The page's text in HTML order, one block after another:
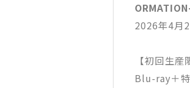
ORMATION-
2026年4月
【初回生
Blu-ray＋